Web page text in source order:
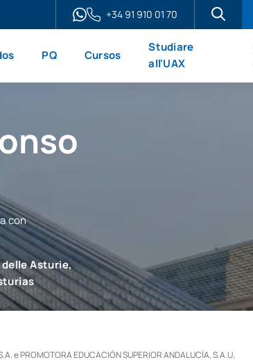
+34 91 910 01 70
PQ Cursos
Studiare
all'UAX
con
Asturie,
e PROMOTORA EDUCACIÓN SUPERIOR ANDALUCÍA, S.A.U.